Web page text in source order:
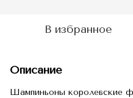
В избранное
Описание
Шампиньоны королевские